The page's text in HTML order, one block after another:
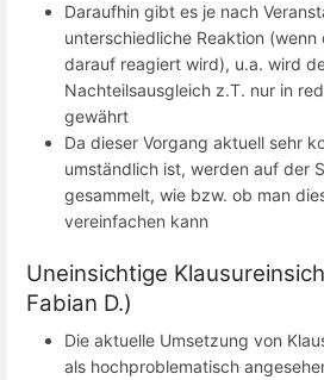
Daraufhin gibt es je nach
unterschiedliche Reaktion
darauf reagiert wird), u.a. wird
Nachteilsausgleich z.T. nur in
gewährt
Da dieser Vorgang aktuell sehr
umständlich ist, werden auf der
gesammelt, wie bzw. ob man
vereinfachen kann
Uneinsichtige
Fabian D.)
Die aktuelle Umsetzung von
als hochproblematisch